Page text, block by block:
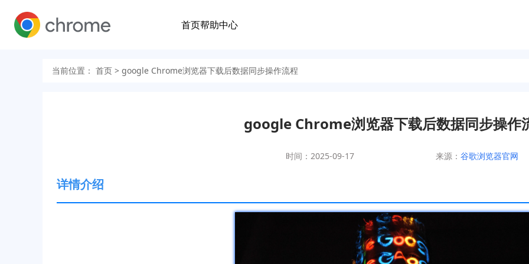
首页帮助中心
当前位置： 首页 > google Chrome浏览器下载后数据同步操作流程
google Chrome浏览器下载后数据同步操作
时间：2025-09-17 来源： 谷歌浏览器官网
详情介绍